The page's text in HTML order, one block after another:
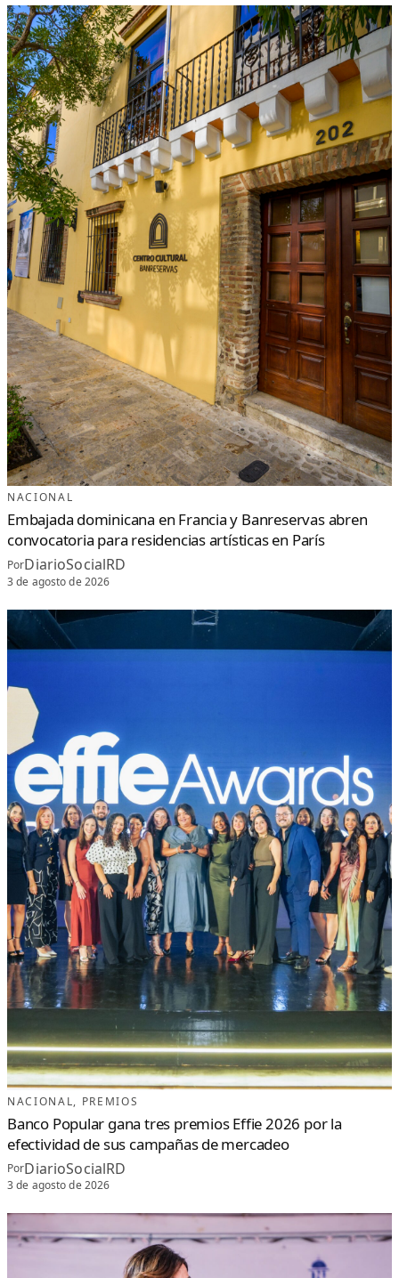
U
B
D
E
S
T
A
C
A
I
N
A
U
G
U
R
A
C
I
Ó
N
D
E
L
S
I
S
T
E
S
A
N
I
T
A
R
I
O
D
E
J
U
A
N
D
O
L
I
O
R
E
C
O
N
O
C
E
N
L
G
R
N
O
NACIONAL
Embajada dominicana en Francia y Banreservas abren
convocatoria para residencias artísticas en París
PorDiarioSocialRD
3 de agosto de 2026
NACIONAL, PREMIOS
Banco Popular gana tres premios Effie 2026 por la
efectividad de sus campañas de mercadeo
PorDiarioSocialRD
3 de agosto de 2026